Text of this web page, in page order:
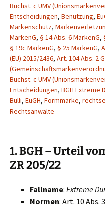
Buchst. c UMV
Entscheidungen, Benutzung,
Markenschutz,
MarkenG, § 14 Abs. 6 MarkenG,
§ 19c MarkenG, § 25 MarkenG,
(EU) 2015/2436, Art. 104 Abs. 2
Buchst. c UMV
Entscheidungen, BGH Extreme
Bulli, EuGH, Formmarke,
Rechtsanwälte
1. BGH – Urteil
ZR 205/22
Fallname: Extreme
Normen: Art. 10 Abs.